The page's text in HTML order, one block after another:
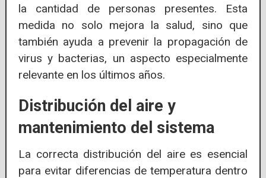
la cantidad de personas presentes. Esta
medida no solo mejora la salud, sino que
también ayuda a prevenir la propagación de
virus y bacterias, un aspecto especialmente
relevante en los últimos años.
Distribución del aire y
mantenimiento del sistema
La correcta distribución del aire es esencial
para evitar diferencias de temperatura dentro